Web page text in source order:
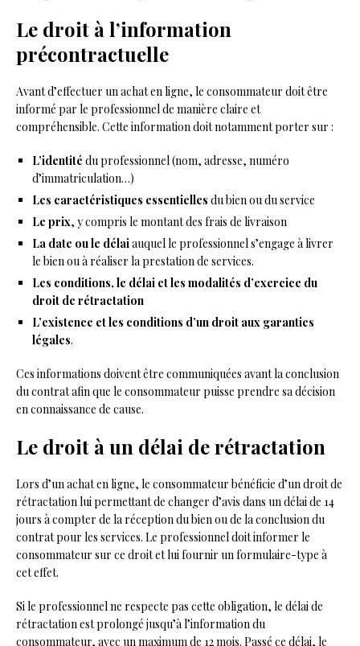
Le droit à l’information
précontractuelle
Avant d’effectuer un achat en ligne, le consommateur doit être
informé par le professionnel de manière claire et
compréhensible. Cette information doit notamment porter sur :
L’identité du professionnel (nom, adresse, numéro
d’immatriculation…)
Les caractéristiques essentielles du bien ou du service
Le prix, y compris le montant des frais de livraison
La date ou le délaiauquel le professionnel s’engage à livrer
le bien ou à réaliser la prestation de services.
Les conditions, le délai et les modalités d’exercice du
droit de rétractation
L’existence et les conditions d’un droit aux garanties
légales.
Ces informations doivent être communiquées avant la conclusion
du contrat afin que le consommateur puisse prendre sa décision
en connaissance de cause.
Le droit à un délai de rétractation
Lors d’un achat en ligne, le consommateur bénéficie d’un droit de
rétractation lui permettant de changer d’avis dans un délai de 14
jours à compter de la réception du bien ou de la conclusion du
contrat pour les services. Le professionnel doit informer le
consommateur sur ce droit et lui fournir un formulaire-type à
cet effet.
Si le professionnel ne respecte pas cette obligation, le délai de
rétractation est prolongé jusqu’à l’information du
consommateur, avec un maximum de 12 mois. Passé ce délai, le